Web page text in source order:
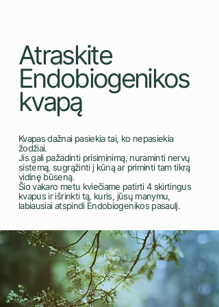
Atraskite
Endobiogenikos
kvapą
Kvapas dažnai pasiekia tai, ko nepasiekia
žodžiai.
Jis gali pažadinti prisiminimą, nuraminti nervų
sistemą, sugrąžinti į kūną ar priminti tam tikrą
vidinę būseną.
Šio vakaro metu kviečiame patirti 4 skirtingus
kvapus ir išrinkti tą, kuris, jūsų manymu,
labiausiai atspindi Endobiogenikos pasaulį.